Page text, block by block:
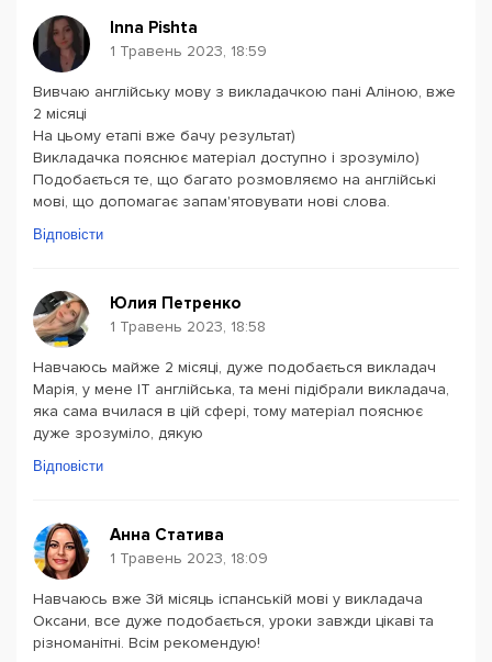
Inna Pishta
1 Травень 2023, 18:59
Вивчаю англійську мову з викладачкою пані Аліною, вже
2 місяці
На цьому етапі вже бачу результат)
Викладачка пояснює матеріал доступно і зрозуміло)
Подобається те, що багато розмовляємо на англійські
мові, що допомагає запам'ятовувати нові слова.
Відповісти
Юлия Петренко
1 Травень 2023, 18:58
Навчаюсь майже 2 місяці, дуже подобається викладач
Марія, у мене ІT англійська, та мені підібрали викладача,
яка сама вчилася в цій сфері, тому матеріал пояснює
дуже зрозуміло, дякую
Відповісти
Анна Статива
1 Травень 2023, 18:09
Навчаюсь вже 3й місяць іспанській мові у викладача
Оксани, все дуже подобається, уроки завжди цікаві та
різноманітні. Всім рекомендую!